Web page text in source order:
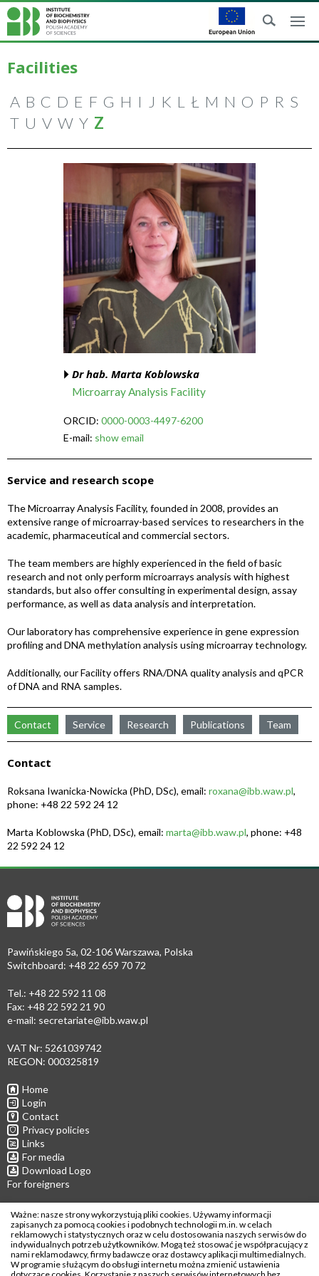
Facilities
A B C D E F G H I J K L Ł M N O P R S
T U V W Y Z
Dr hab. Marta Koblowska
Microarray Analysis Facility
ORCID: 0000-0003-4497-6200
E-mail: show email
Service and research scope
The Microarray Analysis Facility, founded in 2008, provides an
extensive range of microarray-based services to researchers in the
academic, pharmaceutical and commercial sectors.
The team members are highly experienced in the field of basic
research and not only perform microarrays analysis with highest
standards, but also offer consulting in experimental design, assay
performance, as well as data analysis and interpretation.
Our laboratory has comprehensive experience in gene expression
profiling and DNA methylation analysis using microarray technology.
Additionally, our Facility offers RNA/DNA quality analysis and qPCR
of DNA and RNA samples.
Contact Service Research Publications Team
Contact
Roksana Iwanicka-Nowicka (PhD, DSc), email: roxana@ibb.waw.pl,
phone: +48 22 592 24 12
Marta Koblowska (PhD, DSc), email: marta@ibb.waw.pl, phone: +48
22 592 24 12
Pawińskiego 5a, 02-106 Warszawa, Polska
Switchboard: +48 22 659 70 72
Tel.: +48 22 592 11 08
Fax: +48 22 592 21 90
e-mail: secretariate@ibb.waw.pl
VAT Nr: 5261039742
REGON: 000325819
Home
Login
Contact
Privacy policies
Links
For media
Download Logo
For foreigners
Follow us
Ważne: nasze strony wykorzystują pliki cookies. Używamy informacji
zapisanych za pomocą cookies i podobnych technologii m.in. w celach
reklamowych i statystycznych oraz w celu dostosowania naszych serwisów do
indywidualnych potrzeb użytkowników. Mogą też stosować je współpracujący z
nami reklamodawcy, firmy badawcze oraz dostawcy aplikacji multimedialnych.
W programie służącym do obsługi internetu można zmienić ustawienia